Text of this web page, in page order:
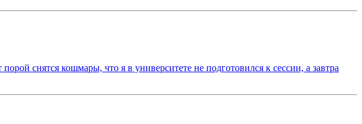
снятся кошмары, что я в университете не подготовился к сессии, а завтра